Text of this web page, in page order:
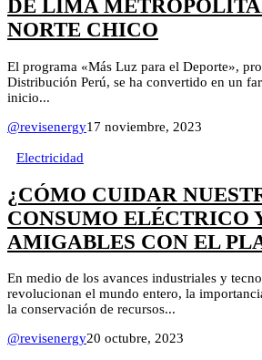
DE LIMA
NORTE CHICO
El programa «Más Luz para el Deporte»,
Distribución Perú, se ha convertido en un
inicio...
@revisenergy17 noviembre, 2023
Electricidad
¿CÓMO CUIDAR
CONSUMO ELÉCTRICO
AMIGABLES CON EL
En medio de los avances industriales y
revolucionan el mundo entero, la
la conservación de recursos...
@revisenergy20 octubre, 2023